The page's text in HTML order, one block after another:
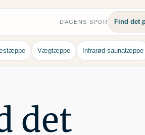
DAGENS SPOR Find det
Vægtæppe Infrarød saunatæppe
det